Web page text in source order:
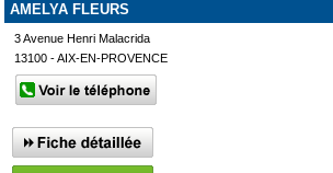
AMELYA FLEURS
3 Avenue Henri Malacrida
13100 - AIX-EN-PROVENCE